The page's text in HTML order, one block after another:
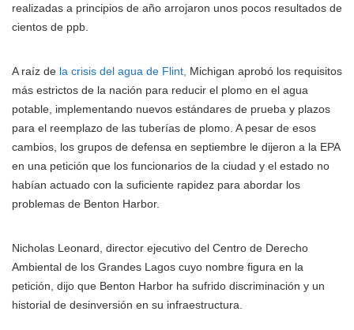
realizadas a principios de año arrojaron unos pocos resultados de
cientos de ppb.
A raíz de la crisis del agua de Flint, Michigan aprobó los requisitos
más estrictos de la nación para reducir el plomo en el agua
potable, implementando nuevos estándares de prueba y plazos
para el reemplazo de las tuberías de plomo. A pesar de esos
cambios, los grupos de defensa en septiembre le dijeron a la EPA
en una petición que los funcionarios de la ciudad y el estado no
habían actuado con la suficiente rapidez para abordar los
problemas de Benton Harbor.
Nicholas Leonard, director ejecutivo del Centro de Derecho
Ambiental de los Grandes Lagos cuyo nombre figura en la
petición, dijo que Benton Harbor ha sufrido discriminación y un
historial de desinversión en su infraestructura.